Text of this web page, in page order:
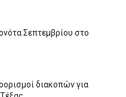
Σεπτεμβρίου στο
διακοπών για